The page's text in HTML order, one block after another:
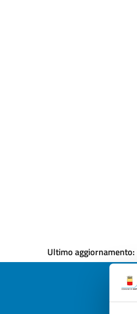
Ultimo aggiornamento: